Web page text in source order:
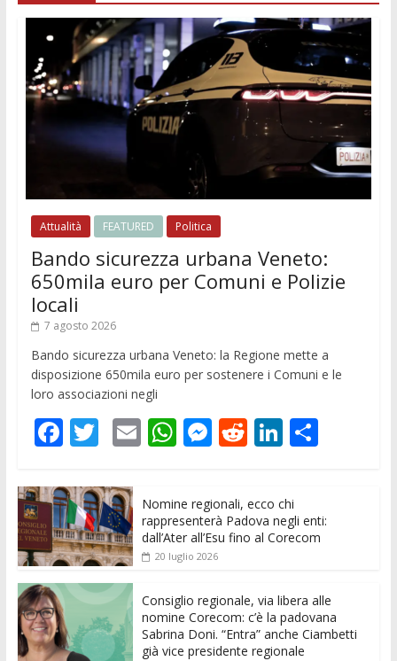
Attualità FEATURED Politica
Bando sicurezza urbana Veneto:
650mila euro per Comuni e Polizie
locali
7 agosto 2026
Bando sicurezza urbana Veneto: la Regione mette a
disposizione 650mila euro per sostenere i Comuni e le
loro associazioni negli
F
e
b
o
o
k
T
itt
er
E
l
W
s
A
p
p
M
ss
e
n
er
R
di
t
Li
k
e
dI
C
di
vi
Nomine regionali, ecco chi
rappresenterà Padova negli enti:
dall’Ater all’Esu fino al Corecom
20 luglio 2026
Consiglio regionale, via libera alle
nomine Corecom: c’è la padovana
Sabrina Doni. “Entra” anche Ciambetti
già vice presidente regionale